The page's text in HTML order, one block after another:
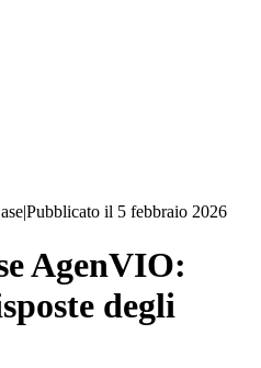
|Pubblicato il 5 febbraio 2026
AgenVIO:
degli